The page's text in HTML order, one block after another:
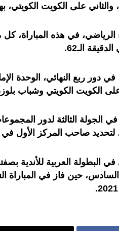
والثاني على الكويت الكويتي،
في هذه المباراة،
دور ربع النهائي، الوحدة
الكويت الكويتي وشباب
الجولة الثالثة لدور
البطولة العربية للأندية
حين فاز في المباراة